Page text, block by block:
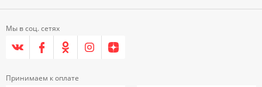
Мы в соц. сетях
Принимаем к оплате